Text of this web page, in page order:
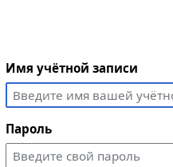
Имя учётной записи
Пароль